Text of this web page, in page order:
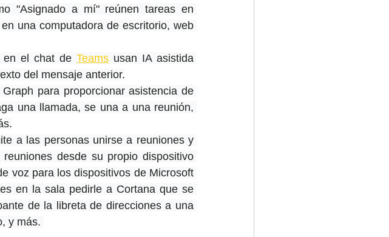
"Asignado a mí" reúnen tareas en
una computadora de escritorio, web
en el chat de Teams usan IA asistida
del mensaje anterior.
para proporcionar asistencia de
una llamada, se una a una reunión,
a las personas unirse a reuniones y
desde su propio dispositivo
voz para los dispositivos de Microsoft
en la sala pedirle a Cortana que se
de la libreta de direcciones a una
y más.